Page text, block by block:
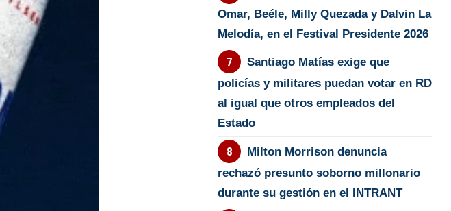
Omar, Beéle, Milly Quezada y Dalvin La
Melodía, en el Festival Presidente 2026
Santiago Matías exige que
policías y militares puedan votar en RD
al igual que otros empleados del
Estado
Milton Morrison denuncia
rechazó presunto soborno millonario
durante su gestión en el INTRANT